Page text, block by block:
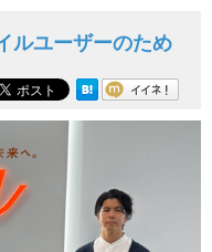
ルユーザーのため